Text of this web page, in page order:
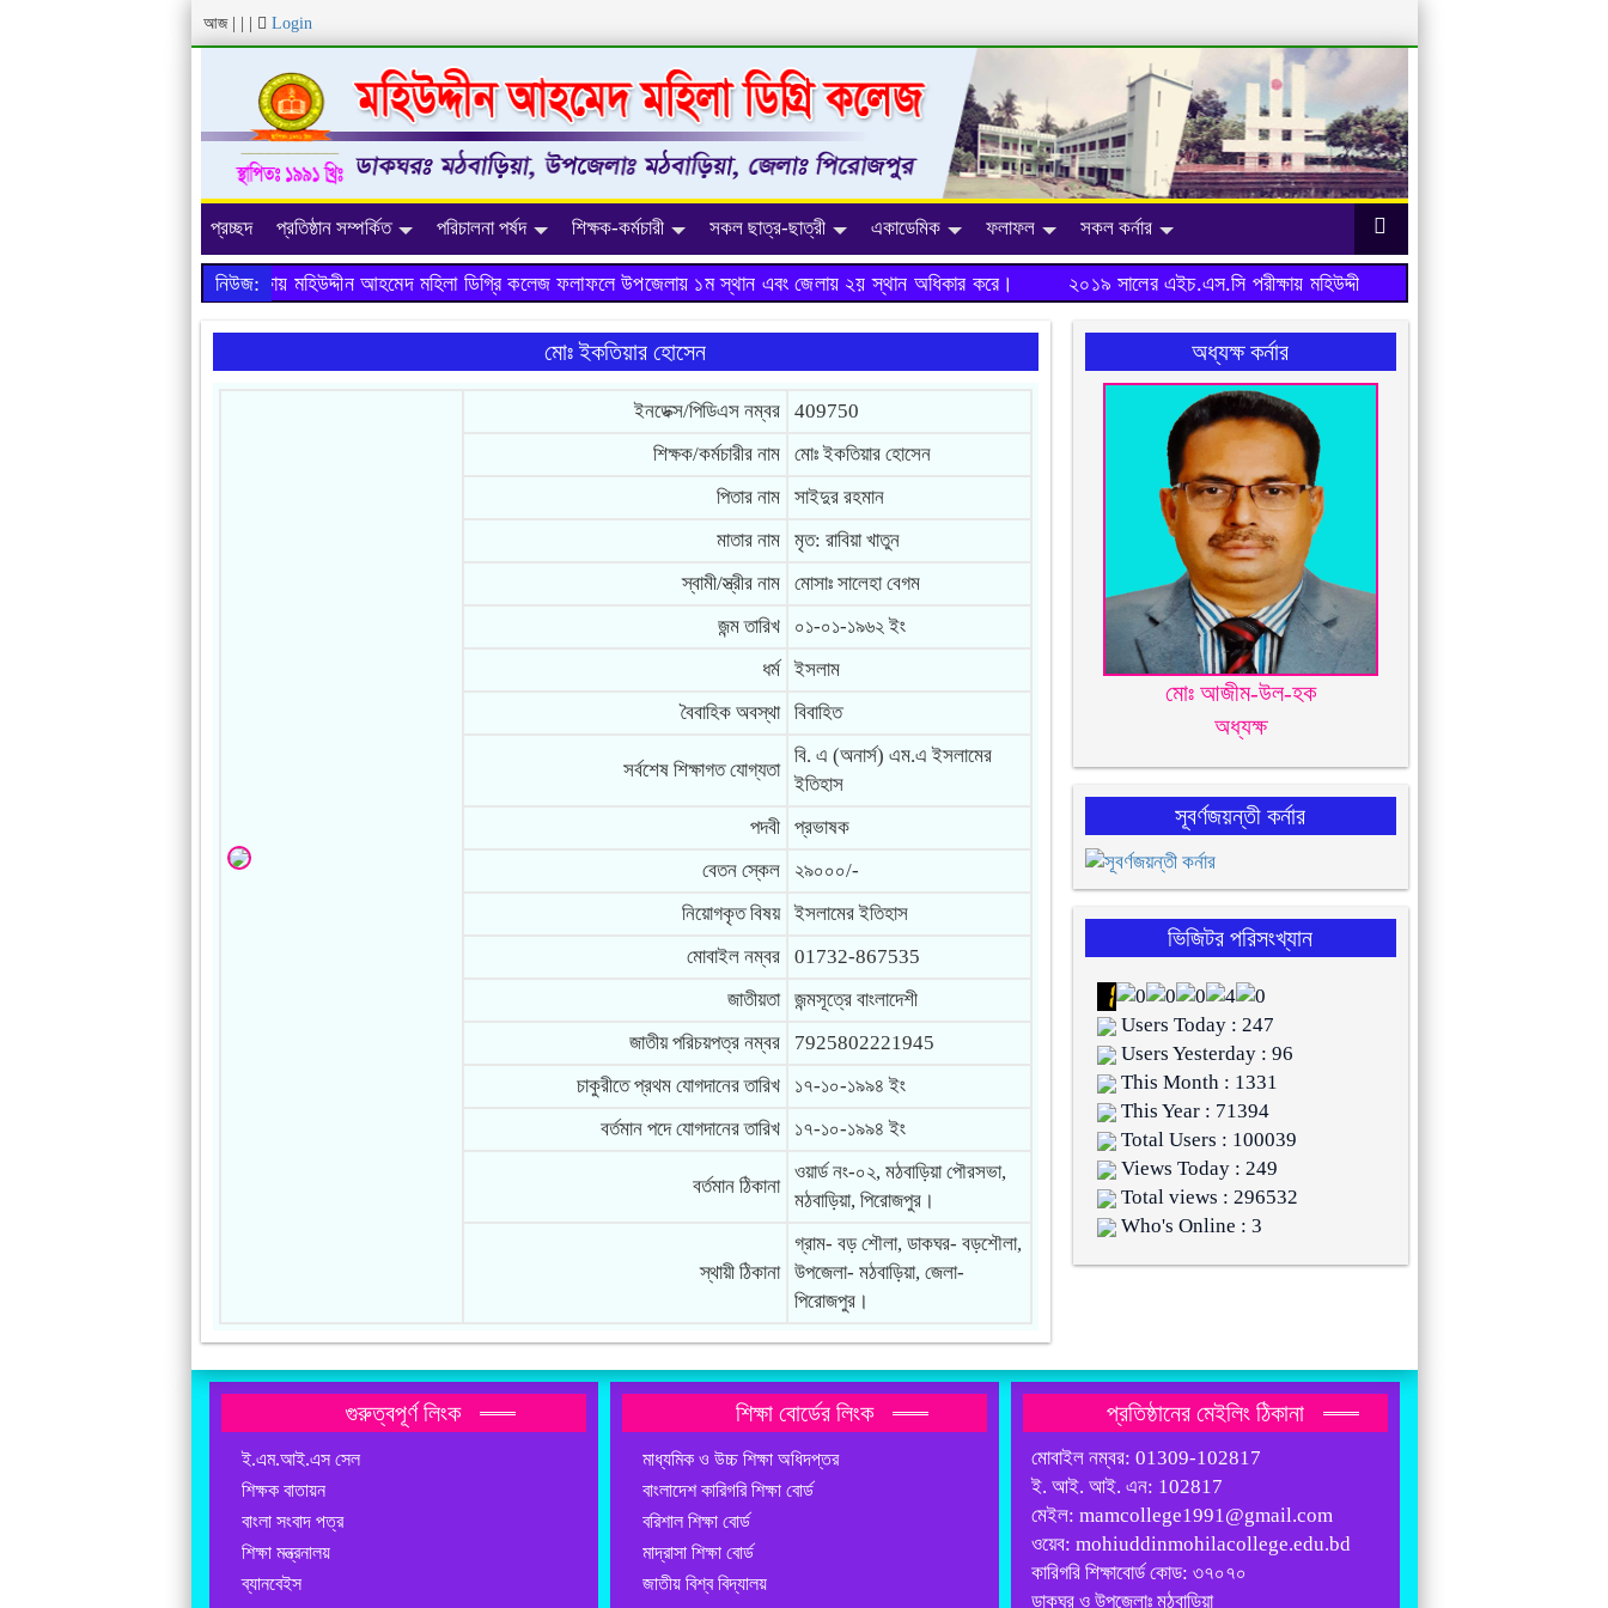
আজ Login
প্রচ্ছদ প্রতিষ্ঠান সম্পর্কিত পরিচালনা পর্ষদ শিক্ষক-কর্মচারী সকল ছাত্র-ছাত্রী একাডেমিক ফলাফল সকল কর্নার
নিউজ: ২০১৯ সালের এইচ.এস.সি পরীক্ষায় মহিউদ্দীন আহমেদ মহিলা ডিগ্রি কলেজ
২০১৯ সালের এইচ.এস.সি পরীক্ষায় মহিউদ্দীন আহমেদ মহিলা ডিগ্রি কলেজ ফলাফলে উপজেলায় ১ম স্থান এবং জেলায় ২য় স্থান অধিকার করে।
মোঃ ইকতিয়ার হোসেন
ইনডেক্স/পিডিএস নম্বর
409750
শিক্ষক/কর্মচারীর নাম
মোঃ ইকতিয়ার হোসেন
পিতার নাম
সাইদুর রহমান
মাতার নাম
মৃত: রাবিয়া খাতুন
স্বামী/স্ত্রীর নাম
মোসাঃ সালেহা বেগম
জন্ম তারিখ
০১-০১-১৯৬২ ইং
ধর্ম
ইসলাম
বৈবাহিক অবস্থা
বিবাহিত
সর্বশেষ শিক্ষাগত যোগ্যতা
বি. এ (অনার্স) এম.এ ইসলামের
ইতিহাস
পদবী
প্রভাষক
বেতন স্কেল
২৯০০০/-
নিয়োগকৃত বিষয়
ইসলামের ইতিহাস
মোবাইল নম্বর
01732-867535
জাতীয়তা
জন্মসূত্রে বাংলাদেশী
জাতীয় পরিচয়পত্র নম্বর
7925802221945
চাকুরীতে প্রথম যোগদানের তারিখ
১৭-১০-১৯৯৪ ইং
বর্তমান পদে যোগদানের তারিখ
১৭-১০-১৯৯৪ ইং
বর্তমান ঠিকানা
ওয়ার্ড নং-০২, মঠবাড়িয়া পৌরসভা,
মঠবাড়িয়া, পিরোজপুর।
স্থায়ী ঠিকানা
গ্রাম- বড় শৌলা, ডাকঘর- বড়শৌলা,
উপজেলা- মঠবাড়িয়া, জেলা-
পিরোজপুর।
অধ্যক্ষ কর্নার
মোঃ আজীম-উল-হক
অধ্যক্ষ
সূবর্ণজয়ন্তী কর্নার
ভিজিটর পরিসংখ্যান
Users Today : 247
Users Yesterday : 96
This Month : 1331
This Year : 71394
Total Users : 100039
Views Today : 249
Total views : 296532
Who's Online : 3
গুরুত্বপূর্ণ লিংক
ই.এম.আই.এস সেল
শিক্ষক বাতায়ন
বাংলা সংবাদ পত্র
শিক্ষা মন্ত্রনালয়
ব্যানবেইস
শিক্ষা বোর্ডের লিংক
মাধ্যমিক ও উচ্চ শিক্ষা অধিদপ্তর
বাংলাদেশ কারিগরি শিক্ষা বোর্ড
বরিশাল শিক্ষা বোর্ড
মাদ্রাসা শিক্ষা বোর্ড
জাতীয় বিশ্ব বিদ্যালয়
প্রতিষ্ঠানের মেইলিং ঠিকানা
মোবাইল নম্বর: 01309-102817
ই. আই. আই. এন: 102817
মেইল: mamcollege1991@gmail.com
ওয়েব: mohiuddinmohilacollege.edu.bd
কারিগরি শিক্ষাবোর্ড কোড: ৩৭০৭০
ডাকঘর ও উপজেলাঃ মঠবাড়িয়া